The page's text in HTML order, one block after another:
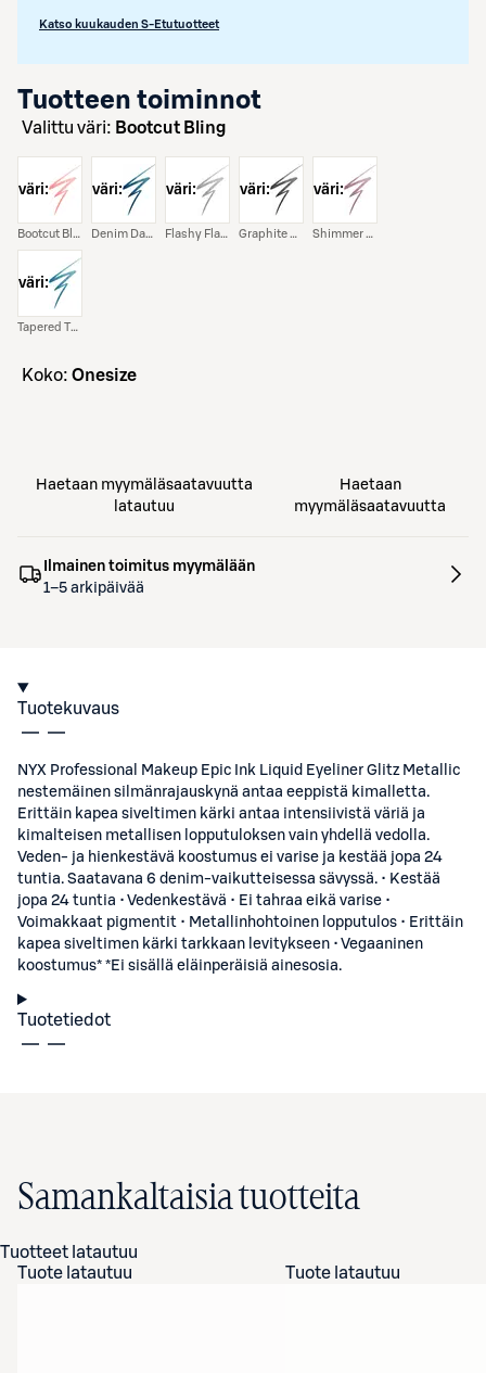
Katso kuukauden S-Etutuotteet
Tuotteen toiminnot
Valittu väri: Bootcut Bling
väri:
Bootcut Bling
väri:
Denim Dazzle
väri:
Flashy Flare
väri:
Graphite Glitz
väri:
Shimmer Stitch
väri:
Tapered Twinkle
koko: Onesize
Haetaan myymäläsaatavuutta
latautuu
Haetaan
myymäläsaatavuutta
Ilmainen toimitus myymälään
1–5 arkipäivää
Tuotekuvaus
NYX Professional Makeup Epic Ink Liquid Eyeliner Glitz Metallic
nestemäinen silmänrajauskynä antaa eeppistä kimalletta.
Erittäin kapea siveltimen kärki antaa intensiivistä väriä ja
kimalteisen metallisen lopputuloksen vain yhdellä vedolla.
Veden- ja hienkestävä koostumus ei varise ja kestää jopa 24
tuntia. Saatavana 6 denim-vaikutteisessa sävyssä. • Kestää
jopa 24 tuntia • Vedenkestävä • Ei tahraa eikä varise •
Voimakkaat pigmentit • Metallinhohtoinen lopputulos • Erittäin
kapea siveltimen kärki tarkkaan levitykseen • Vegaaninen
koostumus* *Ei sisällä eläinperäisiä ainesosia.
Tuotetiedot
Samankaltaisia tuotteita
Tuotteet latautuu
Tuote latautuu
Tuote latautuu